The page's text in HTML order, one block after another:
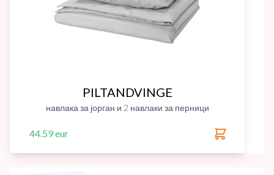
PILTANDVINGE
навлака за јорган и 2 навлаки за перници
44.59 eur